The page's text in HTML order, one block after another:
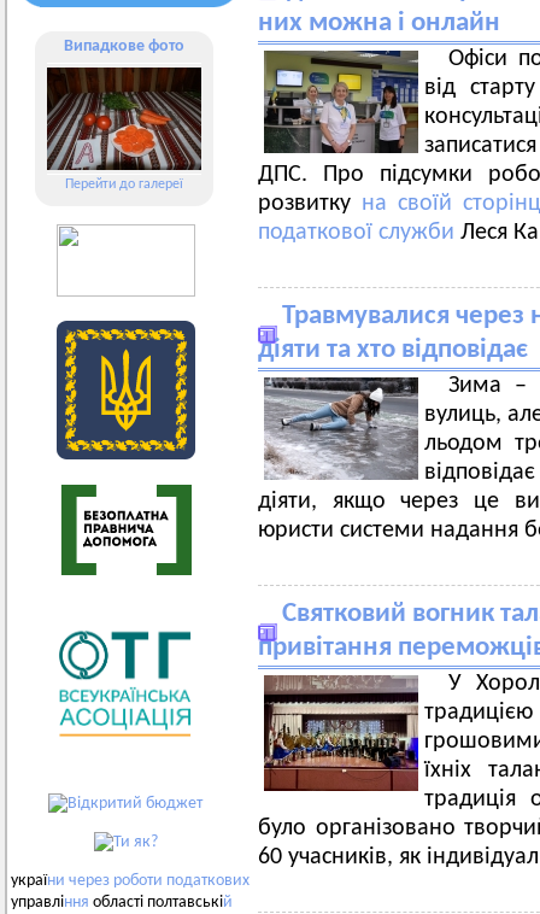
Випадкове фото
Перейти до галереї
україни через роботи податкових
управління області полтавській
них можна і онлайн
Офіси
від
ДПС. Про підсумки
розвитку на своїй
податкової служби Леся
Травмувалися через
діяти та хто відповідає
Зима –
вулиць,
льодом
діяти, якщо через це
юристи системи надання
Святковий вогник
привітання
У
їхніх
традиція
було організовано
60 учасників, як